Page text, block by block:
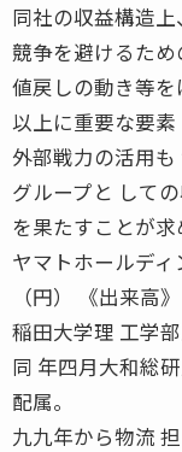
同社の収益構造
競争を避けるた
値戻しの動き等
以上に重要な要素
外部戦力の活用
グループと して
を果たすことが求
ヤマトホールデ
（円） 《出来高
稲田大学理 工学
同 年四月大和総
配属。
九九年から物流 担